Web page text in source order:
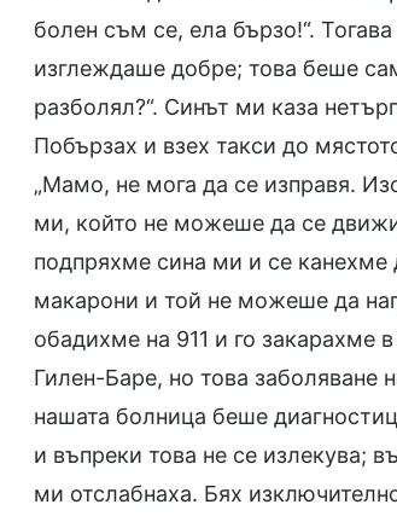
болен съм се, ела бързо!“.
изглеждаше добре; това беше
разболял?“. Синът ми каза
Побързах и взех такси до
„Мамо, не мога да се изправя.
ми, който не можеше да се
подпряхме сина ми и се канехме
макарони и той не можеше да
обадихме на 911 и го закарахме
Гилен-Баре, но това заболяване
нашата болница беше
и въпреки това не се излекува;
ми отслабнаха. Бях